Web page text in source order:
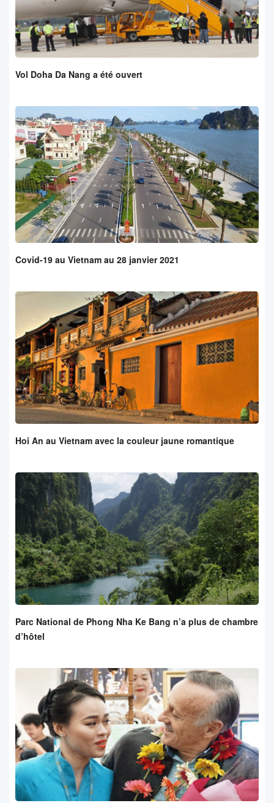
Vol Doha Da Nang a été ouvert
Covid-19 au Vietnam au 28 janvier 2021
Hoi An au Vietnam avec la couleur jaune romantique
Parc National de Phong Nha Ke Bang n’a plus de chambre
d’hôtel